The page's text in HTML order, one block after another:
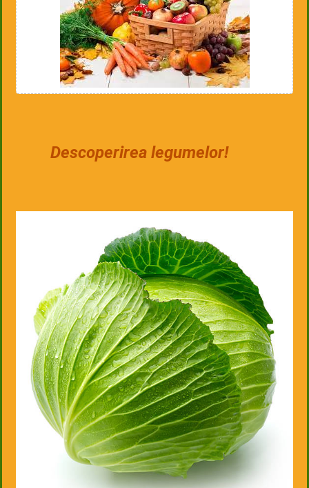
Descoperirea legumelor!